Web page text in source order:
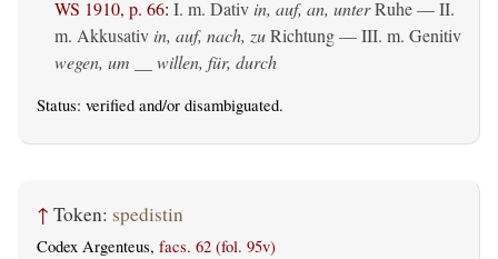
WS 1910, p. 66: I. m. Dativ in, auf, an, unterRuhe — II.
m. Akkusativ in, auf, nach, zuRichtung — III. m. Genitiv
wegen, um __ willen, für, durch
Status: verified and/or disambiguated.
↑ Token: spedistin
Codex Argenteus, facs. 62 (fol. 95v)